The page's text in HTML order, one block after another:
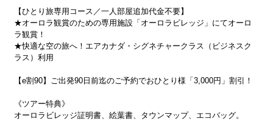
【ひとり旅専用コース／一人部屋追加代金不要】
★オーロラ観賞のための専用施設「オーロラビレッジ」にてオーロ
ラ観賞！
★快適な空の旅へ！エアカナダ・シグネチャークラス（ビジネスク
ラス）利用
【e割90】ご出発90日前迄のご予約でおひとり様「3,000円」割引！
《ツアー特典》
オーロラビレッジ証明書、絵葉書、タウンマップ、エコバッグ。